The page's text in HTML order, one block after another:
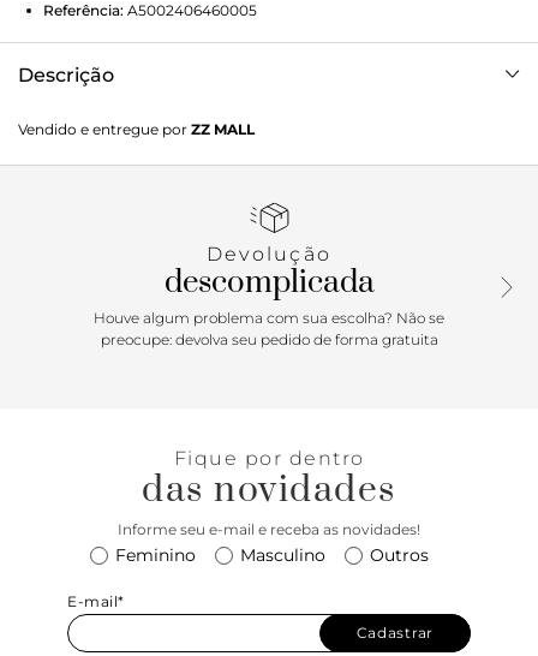
Referência: A5002406460005
Descrição
formato estruturado e acabamento texturizado, além de
moldura. Traz fecho frontal em tampo com peça de metal e
Vendido e entregue por ZZ MALL
Devolução
descomplicada
Houve algum problema com sua escolha? Não se
preocupe: devolva seu pedido de forma gratuita
Fique por dentro
das novidades
Informe seu e-mail e receba as novidades!
Feminino Masculino Outros
E-mail*
Cadastrar